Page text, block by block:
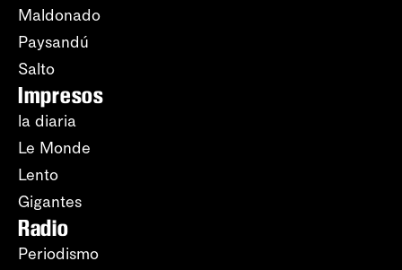
Maldonado
Paysandú
Salto
Impresos
la diaria
Le Monde
Lento
Gigantes
Radio
Periodismo